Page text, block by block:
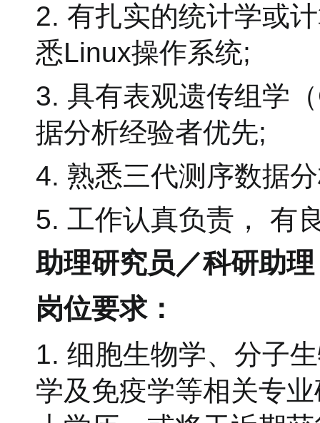
2. 有扎实的统计学或
悉Linux操作系统;
3. 具有表观遗传组学
据分析经验者优先;
4. 熟悉三代测序数据
5. 工作认真负责， 有
助理研究员／科研助
岗位要求：
1. 细胞生物学、分子
学及免疫学等相关专